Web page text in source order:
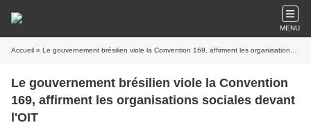
MENU
Accueil » Le gouvernement brésilien viole la Convention 169, affirment les organisations sociales devant l'OIT
Le gouvernement brésilien viole la Convention
169, affirment les organisations sociales devant
l'OIT